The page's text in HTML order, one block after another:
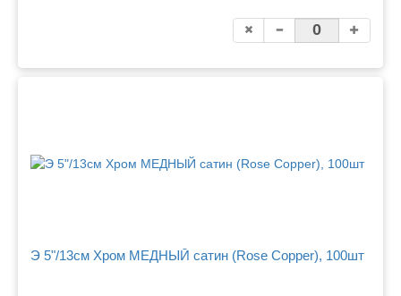
Э 5"/13см Хром МЕДНЫЙ сатин (Rose Copper), 100шт